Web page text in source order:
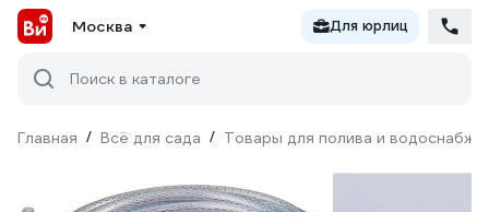
Москва Для юрлиц
Поиск в каталоге
Главная / Всё для сада / Товары для полива и